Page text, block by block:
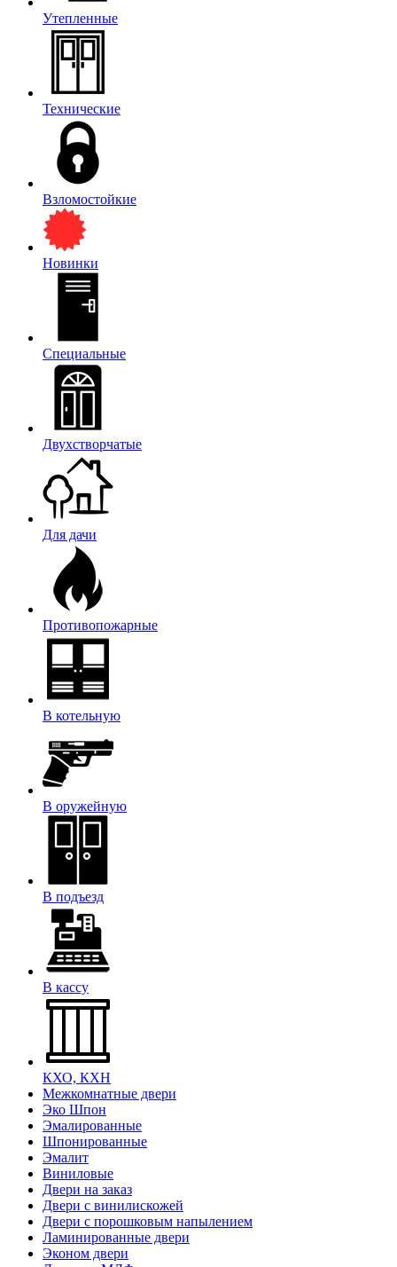
Утепленные
Технические
Взломостойкие
Новинки
Специальные
Двухстворчатые
Для дачи
Противопожарные
В котельную
В оружейную
В подъезд
В кассу
КХО, КХН
Межкомнатные двери
Эко Шпон
Эмалированные
Шпонированные
Эмалит
Виниловые
Двери на заказ
Двери с винилискожей
Двери с порошковым напылением
Ламинированные двери
Эконом двери